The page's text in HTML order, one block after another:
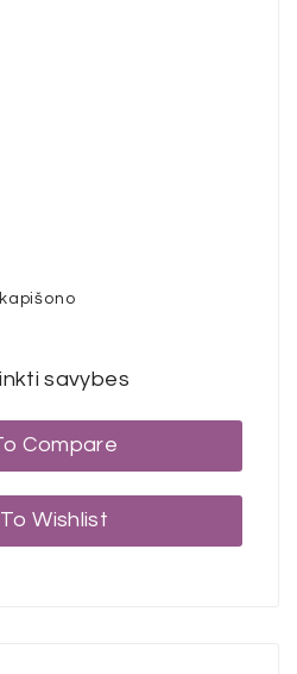
savybes
Compare
Wishlist